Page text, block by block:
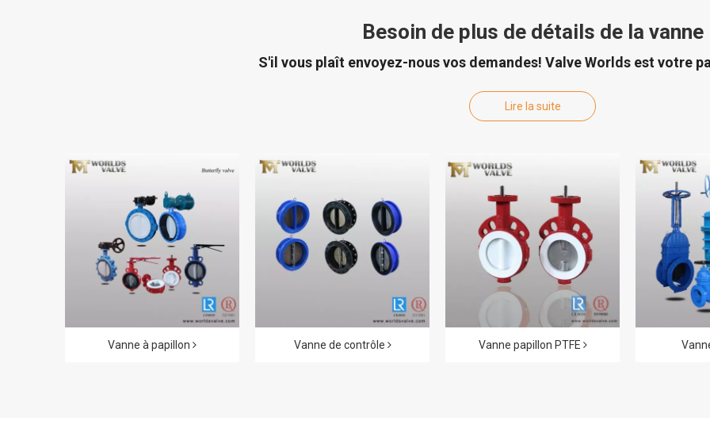
Besoin de plus de détails de la vanne
S'il vous plaît envoyez-nous vos demandes! Valve Worlds est votre
Lire la suite
Vanne à papillon Vanne de contrôle Vanne papillon PTFE